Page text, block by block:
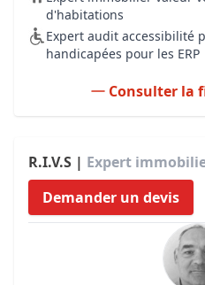
d'habitations
Expert audit accessibilité
handicapées pour les ERP
Consulter la
R.I.V.S | Expert
Demander un devis